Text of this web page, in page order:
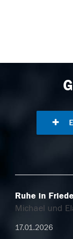
Ruhe in
Michael und
17.01.2026